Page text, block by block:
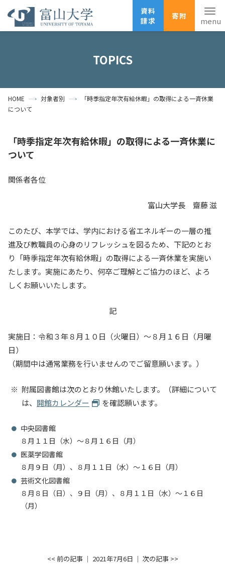
資料
請求
寄附
資料請求
寄附
広報刊行物
受験生の方 地域・一般の方 企業・研究者の方
卒業生の方
入試情報
教育・学生支援
TOPICS
HOME 対象者別
「時季指定年次有給休暇」の取得による一斉休業
について
「時季指定年次有給休暇」の取得による一斉休業に
ついて
関係者各位
富山大学長 齋藤 滋
このたび、本学では、学内における省エネルギーの一層の推
進及び教職員の心身のリフレッシュを図るため、下記のとお
り「時季指定年次有給休暇」の取得による一斉休業を実施い
たします。実施にあたり、何卒ご理解とご協力のほど、よろ
しくお願いいたします。
記
実施日：令和３年８月１０日（火曜日）～８月１６日（月曜
日）
（期間中は通常業務を行いませんのでご留意願います。）
附属図書館は次のとおり休館いたします。（詳細について
は、 開館カレンダー を確認願います。
中央図書館
８月１１日（水）～８月１６日（月）
医薬学図書館
８月９日（月）、８月１１日（水）～１６日（月）
芸術文化図書館
８月８日（日）、９日（月）、８月１１日（水）～１６日
（月）
<< 前の記事│ 2021年7月6日 │ 次の記事 >>